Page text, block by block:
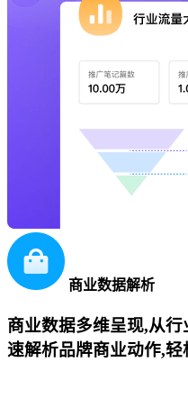
商业数据解析
商业数据多维呈现,从
速解析品牌商业动作,轻